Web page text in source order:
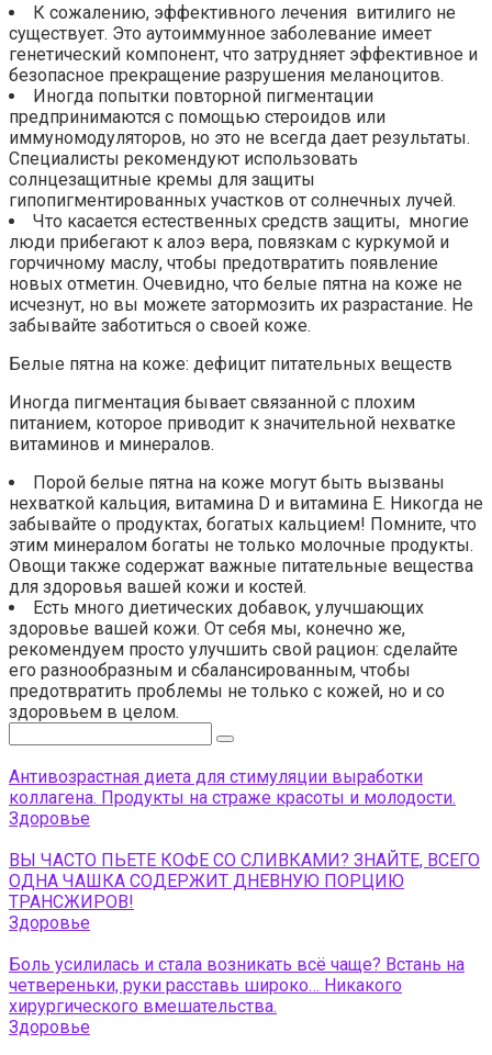
К сожалению, эффективного лечения витилиго не
существует. Это аутоиммунное заболевание имеет
генетический компонент, что затрудняет эффективное и
безопасное прекращение разрушения меланоцитов.
Иногда попытки повторной пигментации
предпринимаются с помощью стероидов или
иммуномодуляторов, но это не всегда дает результаты.
Специалисты рекомендуют использовать
солнцезащитные кремы для защиты
гипопигментированных участков от солнечных лучей.
Что касается естественных средств защиты, многие
люди прибегают к алоэ вера, повязкам с куркумой и
горчичному маслу, чтобы предотвратить появление
новых отметин. Очевидно, что белые пятна на коже не
исчезнут, но вы можете затормозить их разрастание. Не
забывайте заботиться о своей коже.
Белые пятна на коже: дефицит питательных веществ
Иногда пигментация бывает связанной с плохим
питанием, которое приводит к значительной нехватке
витаминов и минералов.
Порой белые пятна на коже могут быть вызваны
нехваткой кальция, витамина D и витамина Е. Никогда не
забывайте о продуктах, богатых кальцием! Помните, что
этим минералом богаты не только молочные продукты.
Овощи также содержат важные питательные вещества
для здоровья вашей кожи и костей.
Есть много диетических добавок, улучшающих
здоровье вашей кожи. От себя мы, конечно же,
рекомендуем просто улучшить свой рацион: сделайте
его разнообразным и сбалансированным, чтобы
предотвратить проблемы не только с кожей, но и со
здоровьем в целом.
Антивозрастная диета для стимуляции выработки
коллагена. Продукты на страже красоты и молодости.
Здоровье
ВЫ ЧАСТО ПЬЕТЕ КОФЕ СО СЛИВКАМИ? ЗНАЙТЕ, ВСЕГО
ОДНА ЧАШКА СОДЕРЖИТ ДНЕВНУЮ ПОРЦИЮ
ТРАНСЖИРОВ!
Здоровье
Боль усилилась и стала возникать всё чаще? Встань на
четвереньки, руки расставь широко… Никакого
хирургического вмешательства.
Здоровье